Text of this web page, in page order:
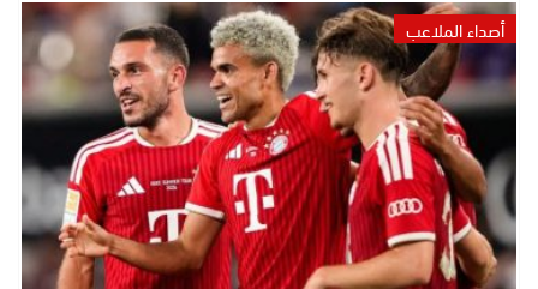
أصداء الملاعب